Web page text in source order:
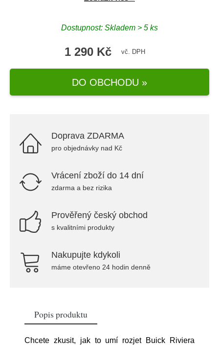
Dostupnost: Skladem > 5 ks
1 290 Kč vč. DPH
DO OBCHODU »
Doprava ZDARMA
pro objednávky nad Kč
Vrácení zboží do 14 dní
zdarma a bez rizika
Prověřený český obchod
s kvalitními produkty
Nakupujte kdykoli
máme otevřeno 24 hodin denně
Popis produktu
Chcete zkusit, jak to umí rozjet Buick Riviera